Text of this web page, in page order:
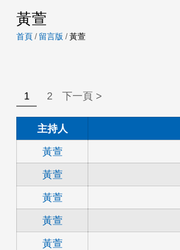
黃萱
首頁 / 留言版 /黃萱
1 2 下一頁 >
主持人
黃萱
黃萱
黃萱
黃萱
黃萱